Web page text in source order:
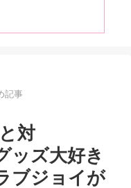
記事
対
ッズ大好き
ブジョイが